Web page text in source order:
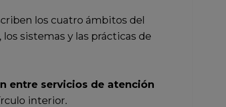
los cuatro ámbitos del
sistemas y las prácticas de
entre servicios de atención
interior.